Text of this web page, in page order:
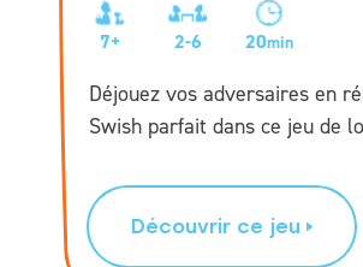
7+ 2-6 20min
Déjouez vos adversaires en
Swish parfait dans ce jeu de
Découvrir ce jeu